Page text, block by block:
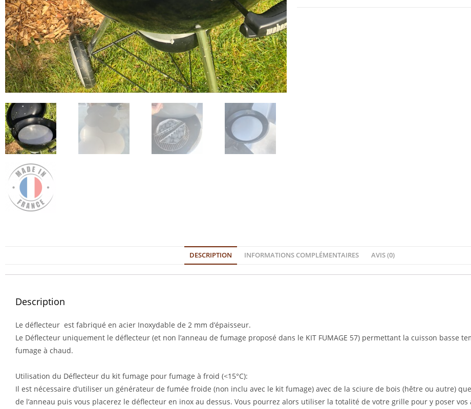
DESCRIPTION INFORMATIONS COMPLÉMENTAIRES AVIS (0)
Description
Le déflecteur est fabriqué en acier Inoxydable de 2 mm d’épaisseur.
Le Déflecteur uniquement le déflecteur (et non l’anneau de fumage proposé dans le KIT FUMAGE 57) permettant la cuisson basse
fumage à chaud.
Utilisation du Déflecteur du kit fumage pour fumage à froid (<15°C):
Il est nécessaire d’utiliser un générateur de fumée froide (non inclu avec le kit fumage) avec de la sciure de bois (hêtre ou autre)
de l’anneau puis vous placerez le déflecteur en inox au dessus. Vous pourrez alors utiliser la totalité de votre grille pour y poser